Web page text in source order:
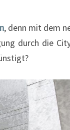
, denn mit dem
durch die